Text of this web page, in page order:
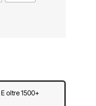
E oltre 1500+